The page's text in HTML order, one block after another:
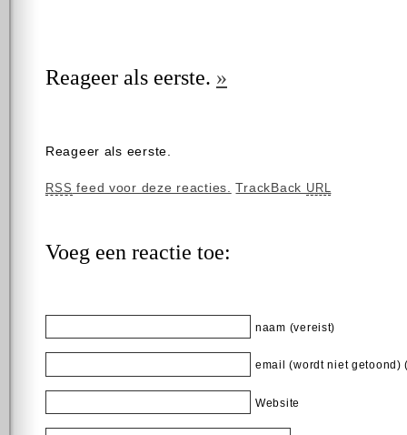
Reageer als eerste. »
Reageer als eerste.
RSS feed voor deze reacties. TrackBack URL
Voeg een reactie toe:
naam (vereist)
email (wordt niet getoond)
Website